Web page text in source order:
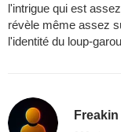
l'intrigue qui est
révèle même assez
l'identité du loup-